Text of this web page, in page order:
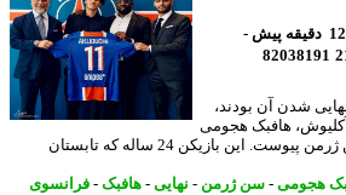
دقیقه پیش -
شدن آن بودند،
هافبک هجومی
فرانسوی موناکو، به پاری سن ژرمن پیوست. این بازیکن 24 ساله که تابستان
-سن ژرمن -نهایی-هافبک-فرانسوی